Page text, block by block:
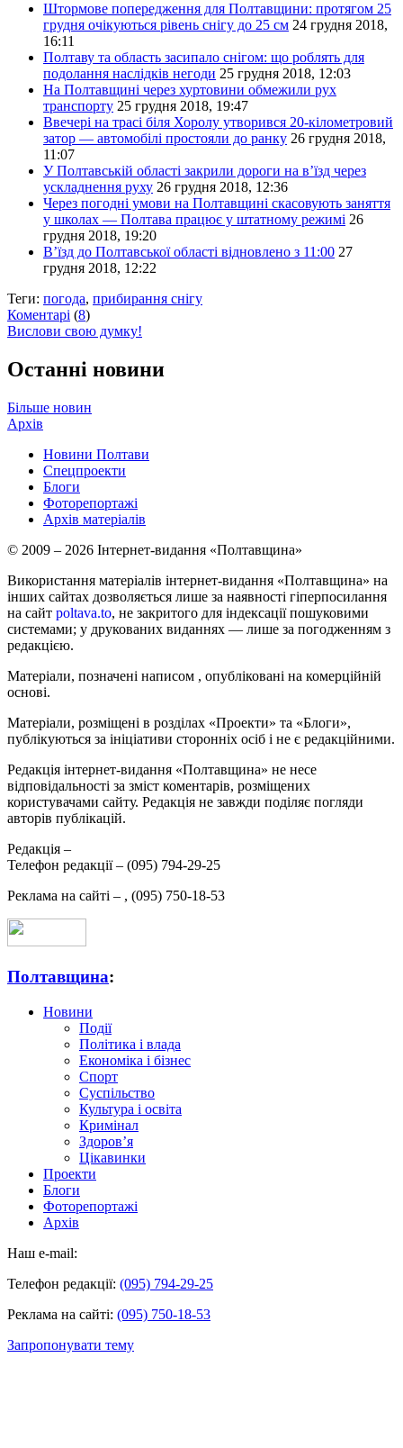
Штормове попередження для Полтавщини: протягом 25
грудня очікуються рівень снігу до 25 см 24 грудня 2018,
16:11
Полтаву та область засипало снігом: що роблять для
подолання наслідків негоди 25 грудня 2018, 12:03
На Полтавщині через хуртовини обмежили рух
транспорту 25 грудня 2018, 19:47
Ввечері на трасі біля Хоролу утворився 20-кілометровий
затор — автомобілі простояли до ранку 26 грудня 2018,
11:07
У Полтавській області закрили дороги на в’їзд через
ускладнення руху 26 грудня 2018, 12:36
Через погодні умови на Полтавщині скасовують заняття
у школах — Полтава працює у штатному режимі 26
грудня 2018, 19:20
В’їзд до Полтавської області відновлено з 11:00 27
грудня 2018, 12:22
Теги: погода, прибирання снігу
Коментарі (8)
Вислови свою думку!
Останні новини
Більше новин
Архів
Новини Полтави
Спецпроекти
Блоги
Фоторепортажі
Архів матеріалів
© 2009 – 2026 Інтернет-видання «Полтавщина»
Використання матеріалів інтернет-видання «Полтавщина» на
інших сайтах дозволяється лише за наявності гіперпосилання
на сайт poltava.to, не закритого для індексації пошуковими
системами; у друкованих виданнях — лише за погодженням з
редакцією.
Матеріали, позначені написом , опубліковані на комерційній
основі.
Матеріали, розміщені в розділах «Проекти» та «Блоги»,
публікуються за ініціативи сторонніх осіб і не є редакційними.
Редакція інтернет-видання «Полтавщина» не несе
відповідальності за зміст коментарів, розміщених
користувачами сайту. Редакція не завжди поділяє погляди
авторів публікацій.
Редакція –
Телефон редакції – (095) 794-29-25
Реклама на сайті – , (095) 750-18-53
Полтавщина:
Новини
Події
Політика і влада
Економіка і бізнес
Спорт
Суспільство
Культура і освіта
Кримінал
Здоров’я
Цікавинки
Проекти
Блоги
Фоторепортажі
Архів
Наш e-mail:
Телефон редакції: (095) 794-29-25
Реклама на сайті: (095) 750-18-53
Запропонувати тему